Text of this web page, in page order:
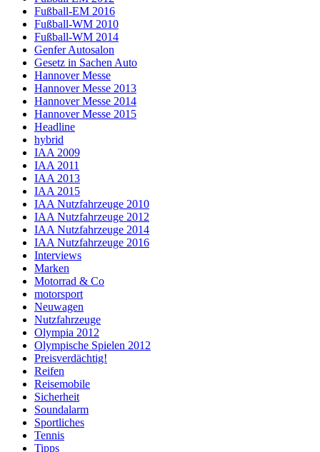
Fußball-EM 2016
Fußball-WM 2010
Fußball-WM 2014
Genfer Autosalon
Gesetz in Sachen Auto
Hannover Messe
Hannover Messe 2013
Hannover Messe 2014
Hannover Messe 2015
Headline
hybrid
IAA 2009
IAA 2011
IAA 2013
IAA 2015
IAA Nutzfahrzeuge 2010
IAA Nutzfahrzeuge 2012
IAA Nutzfahrzeuge 2014
IAA Nutzfahrzeuge 2016
Interviews
Marken
Motorrad & Co
motorsport
Neuwagen
Nutzfahrzeuge
Olympia 2012
Olympische Spielen 2012
Preisverdächtig!
Reifen
Reisemobile
Sicherheit
Soundalarm
Sportliches
Tennis
Tipps